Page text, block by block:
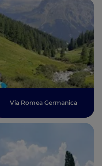
Via Romea Germanica